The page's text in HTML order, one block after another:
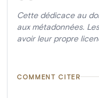
Cette dédicace au
aux métadonnées.
avoir leur propre
COMMENT CITER